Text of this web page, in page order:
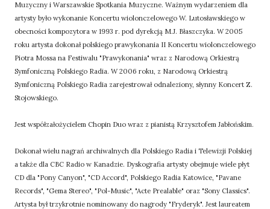
Muzyczny i Warszawskie Spotkania Muzyczne. Ważnym wydarzeniem dla
artysty było wykonanie Koncertu wiolonczelowego W. Lutosławskiego w
obecności kompozytora w 1993 r. pod dyrekcją M.J. Błaszczyka. W 2005
roku artysta dokonał polskiego prawykonania II Koncertu wiolonczelowego
Piotra Mossa na Festiwalu "Prawykonania" wraz z Narodową Orkiestrą
Symfoniczną Polskiego Radia. W 2006 roku, z Narodową Orkiestrą
Symfoniczną Polskiego Radia zarejestrował odnaleziony, słynny Koncert Z.
Stojowskiego.
Jest współzałożycielem Chopin Duo wraz z pianistą Krzysztofem Jabłońskim.
Dokonał wielu nagrań archiwalnych dla Polskiego Radia i Telewizji Polskiej
a także dla CBC Radio w Kanadzie. Dyskografia artysty obejmuje wiele płyt
CD dla "Pony Canyon", "CD Accord", Polskiego Radia Katowice, "Pavane
Records", "Gema Stereo", "Pol-Music", "Acte Prealable" oraz "Sony Classics".
Artysta był trzykrotnie nominowany do nagrody "Fryderyk". Jest laureatem